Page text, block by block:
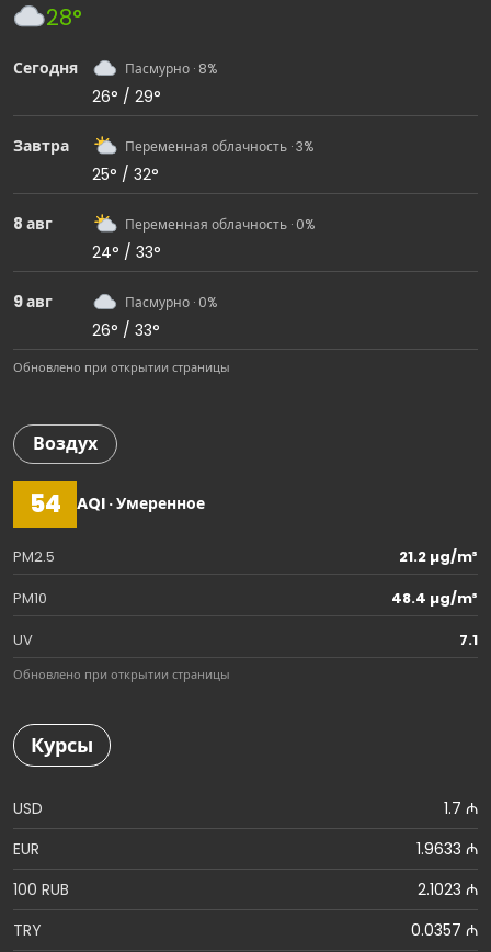
28°
Сегодня Пасмурно · 8%
26° / 29°
Завтра Переменная облачность · 3%
25° / 32°
8 авг Переменная облачность · 0%
24° / 33°
9 авг Пасмурно · 0%
26° / 33°
Обновлено при открытии страницы
Воздух
54 AQI · Умеренное
PM2.5
21.2 µg/m³
PM10
48.4 µg/m³
UV
7.1
Обновлено при открытии страницы
Курсы
USD
1.7 ₼
EUR
1.9633 ₼
100 RUB
2.1023 ₼
TRY
0.0357 ₼